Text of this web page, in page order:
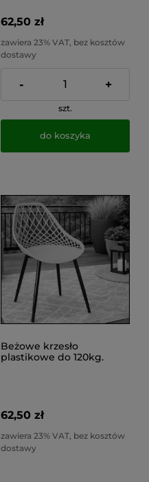
62,50 zł
zawiera 23% VAT, bez kosztów
dostawy
- +
szt.
do koszyka
Beżowe krzesło
plastikowe do 120kg.
62,50 zł
zawiera 23% VAT, bez kosztów
dostawy